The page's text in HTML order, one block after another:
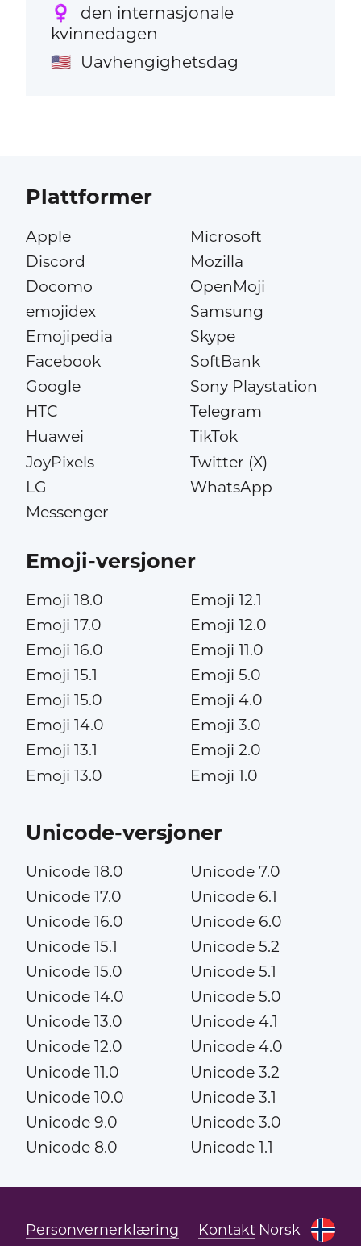
♀️
den internasjonale
kvinnedagen
🇺🇸 Uavhengighetsdag
Plattformer
Apple
Discord
Docomo
emojidex
Emojipedia
Facebook
Google
HTC
Huawei
JoyPixels
LG
Messenger
Microsoft
Mozilla
OpenMoji
Samsung
Skype
SoftBank
Sony Playstation
Telegram
TikTok
Twitter (X)
WhatsApp
Emoji-versjoner
Emoji 18.0
Emoji 17.0
Emoji 16.0
Emoji 15.1
Emoji 15.0
Emoji 14.0
Emoji 13.1
Emoji 13.0
Emoji 12.1
Emoji 12.0
Emoji 11.0
Emoji 5.0
Emoji 4.0
Emoji 3.0
Emoji 2.0
Emoji 1.0
Unicode-versjoner
Unicode 18.0
Unicode 17.0
Unicode 16.0
Unicode 15.1
Unicode 15.0
Unicode 14.0
Unicode 13.0
Unicode 12.0
Unicode 11.0
Unicode 10.0
Unicode 9.0
Unicode 8.0
Unicode 7.0
Unicode 6.1
Unicode 6.0
Unicode 5.2
Unicode 5.1
Unicode 5.0
Unicode 4.1
Unicode 4.0
Unicode 3.2
Unicode 3.1
Unicode 3.0
Unicode 1.1
Norsk
Personvernerklæring
Kontakt